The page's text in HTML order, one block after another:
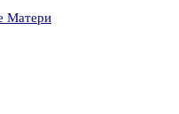
Матери